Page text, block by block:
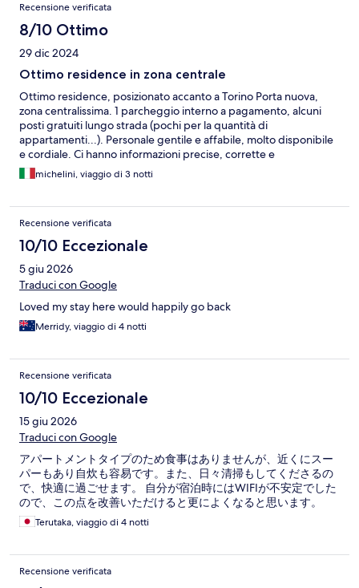
Recensione verificata
8/10 Ottimo
29 dic 2024
Ottimo residence in zona centrale
Ottimo residence, posizionato accanto a Torino Porta nuova,
zona centralissima. 1 parcheggio interno a pagamento, alcuni
posti gratuiti lungo strada (pochi per la quantità di
appartamenti...). Personale gentile e affabile, molto disponibile
e cordiale. Ci hanno informazioni precise, corrette e
suggerimenti per migliorare il nostro soggiorno. Appartamento
in ottime condizioni, migliorabili infissi, leggermente rumoroso al
soppalco al primo piano poteva essere dotato di inferriata si
sicurezza alla finestra in caso di presenza bambini. Dotazioni
cucina impeccabili (piano induzione, lavatrice, lavastoviglie,
stoviglie); 1 divano letto da 1 posto più divano al piano terra, letto
matrimoniale e 1 divano letto sul soppalco; doppia televisione
con sky; cabina armadio spaziosa. Pulizie giornaliere incluse nel
Sicuramente raccomandabile! Ristoranti e bar nei pressi
(compreso Museo del Cioccolato) e zona tranquilla e sicura pur
michelini, viaggio di 3 notti
Recensione verificata
10/10 Eccezionale
5 giu 2026
Traduci con Google
Loved my stay here would happily go back
Merridy, viaggio di 4 notti
Recensione verificata
10/10 Eccezionale
15 giu 2026
Traduci con Google
アパートメントタイプのため食事はありませんが、近くにスー
パーもあり自炊も容易です。また、日々清掃もしてくださるの
で、快適に過ごせます。 自分が宿泊時にはWIFIが不安定でした
ので、この点を改善いただけると更によくなると思います。
Terutaka, viaggio di 4 notti
Recensione verificata